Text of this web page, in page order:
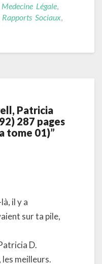
Medecine Légale
Rapports Sociaux
Patricia
287 pages
tome 01)”
il y a
sur ta pile,
D.
meilleurs.